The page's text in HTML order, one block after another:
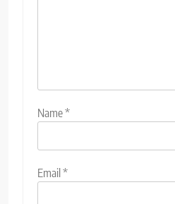
Name*
Email*